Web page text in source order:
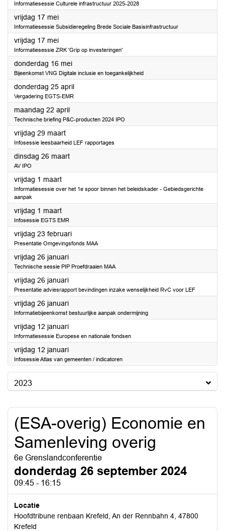
Informatiesessie Culturele infrastructuur 2025-2028
vrijdag 17 mei2024
Informatiesessie Subsidieregeling Brede Sociale Basisinfrastructuur
vrijdag 17 mei2024
Informatiesessie ZRK 'Grip op investeringen'
donderdag 16 mei2024
Bijeenkomst VNG Digitale inclusie en toegankelijkheid
donderdag 25 april2024
Vergadering EGTS-EMR
maandag 22 april2024
Technische briefing P&C-producten 2024 IPO
vrijdag 29 maart2024
Infosessie leesbaarheid LEF rapportages
dinsdag 26 maart2024
AV IPO
vrijdag 1 maart2024
Informatiesessie over het 1e spoor binnen het beleidskader - Gebiedsgerichte
aanpak
vrijdag 1 maart2024
Infosessie EGTS EMR
vrijdag 23 februari2024
Presentatie Omgevingsfonds MAA
vrijdag 26 januari2024
Technische sessie PIP Proefdraaien MAA
vrijdag 26 januari2024
Presentatie adviesrapport bevindingen inzake wenselijkheid RvC voor LEF
vrijdag 26 januari2024
Informatiebijeenkomst bestuurlijke aanpak ondermijning
vrijdag 12 januari2024
Informatiesessie Europese en nationale fondsen
vrijdag 12 januari2024
Infosessie Atlas van gemeenten / indicatoren
2023
(ESA-overig) Economie en
Samenleving overig
6e Grenslandconferentie
donderdag 26 september 2024
09:45 - 16:15
Locatie
Hoofdtribune renbaan Krefeld, An der Rennbahn 4, 47800
Krefeld